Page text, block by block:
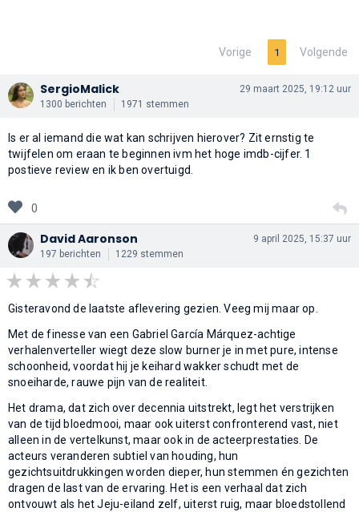
Vorige 1 Volgende
SergioMalick
1300 berichten 1971 stemmen
29 maart 2025, 19:12 uur
Is er al iemand die wat kan schrijven hierover? Zit ernstig te
twijfelen om eraan te beginnen ivm het hoge imdb-cijfer. 1
postieve review en ik ben overtuigd.
0
David Aaronson
197 berichten 1229 stemmen
9 april 2025, 15:37 uur
Gisteravond de laatste aflevering gezien. Veeg mij maar op.
Met de finesse van een Gabriel García Márquez-achtige
verhalenverteller wiegt deze slow burner je in met pure, intense
schoonheid, voordat hij je keihard wakker schudt met de
snoeiharde, rauwe pijn van de realiteit.
Het drama, dat zich over decennia uitstrekt, legt het verstrijken
van de tijd bloedmooi, maar ook uiterst confronterend vast, niet
alleen in de vertelkunst, maar ook in de acteerprestaties. De
acteurs veranderen subtiel van houding, hun
gezichtsuitdrukkingen worden dieper, hun stemmen én gezichten
dragen de last van de ervaring. Het is een verhaal dat zich
ontvouwt als het Jeju-eiland zelf, uiterst ruig, maar bloedstollend